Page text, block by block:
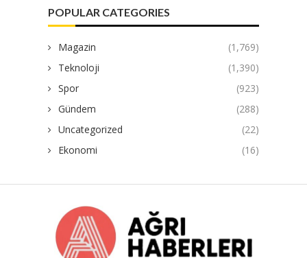
POPULAR CATEGORIES
Magazin
(1,769)
Teknoloji
(1,390)
Spor
(923)
Gündem
(288)
Uncategorized
(22)
Ekonomi
(16)